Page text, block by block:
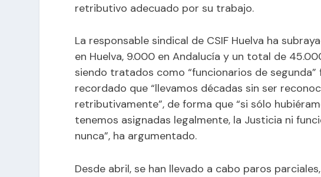
retributivo adecuado por su trabajo.
La responsable sindical de CSIF Huelva ha
en Huelva, 9.000 en Andalucía y un total de
siendo tratados como “funcionarios de
recordado que “llevamos décadas sin ser
retributivamente”, de forma que “si sólo
tenemos asignadas legalmente, la Justicia ni
nunca”, ha argumentado.
Desde abril, se han llevado a cabo paros